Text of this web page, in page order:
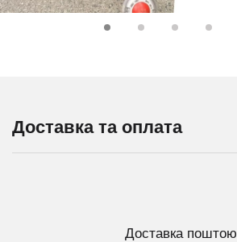
Доставка та оплата
Доставка поштою